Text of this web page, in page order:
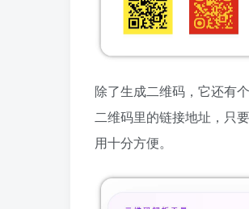
除了生成二维码，它还有
二维码里的链接地址，只
用十分方便。